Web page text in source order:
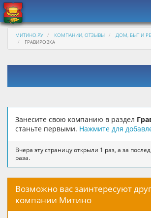
МИТИНО.РУ КОМПАНИИ, ОТЗЫВЫ
ДОМ, БЫТ И
ГРАВИРОВКА
Занесите свою компанию в раздел
станьте первыми. Нажмите для
Вчера эту страницу открыли 1 раз, а за
раза.
Возможно вас заинтересуют
компании Митино